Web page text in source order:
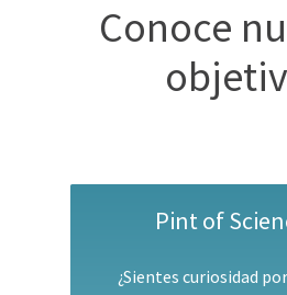
Conoce
Pint of
¿Sientes curiosidad